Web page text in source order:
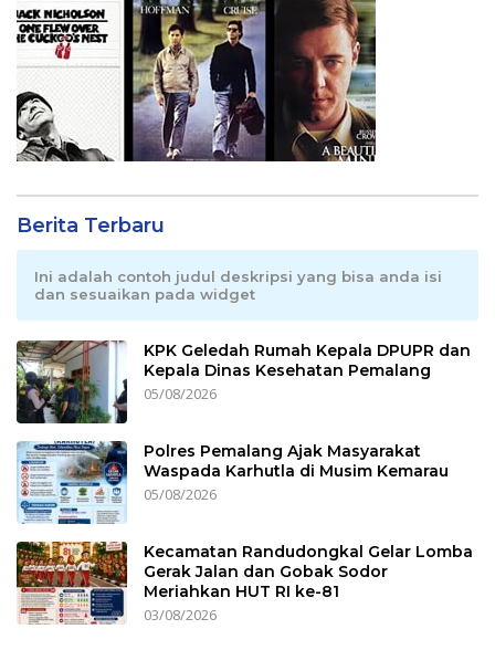
Berita Terbaru
Ini adalah contoh judul deskripsi yang bisa anda isi
dan sesuaikan pada widget
KPK Geledah Rumah Kepala DPUPR dan
Kepala Dinas Kesehatan Pemalang
05/08/2026
Polres Pemalang Ajak Masyarakat
Waspada Karhutla di Musim Kemarau
05/08/2026
Kecamatan Randudongkal Gelar Lomba
Gerak Jalan dan Gobak Sodor
Meriahkan HUT RI ke-81
03/08/2026